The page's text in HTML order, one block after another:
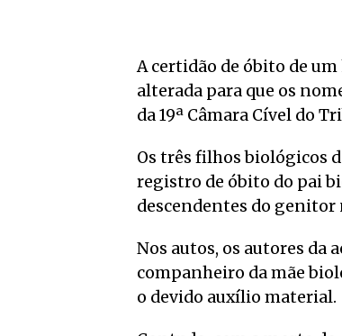
A certidão de óbito de
alterada para que os
da 19ª Câmara Cível do
Os três filhos biológicos
registro de óbito do pai
descendentes do genitor
Nos autos, os autores da
companheiro da mãe
o devido auxílio material.